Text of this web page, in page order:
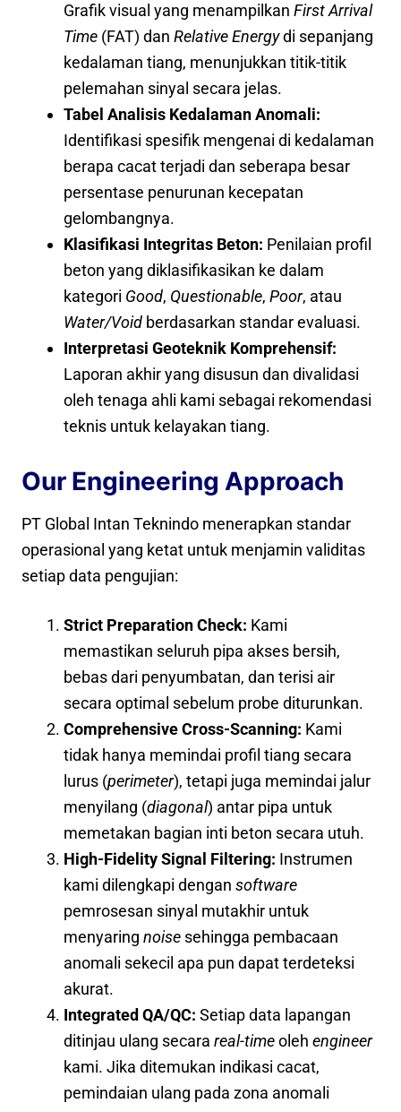
Grafik visual yang menampilkanFirst Arrival
Time (FAT) danRelative Energydi sepanjang
kedalaman tiang, menunjukkan titik-titik
pelemahan sinyal secara jelas.
Tabel Analisis Kedalaman Anomali:
Identifikasi spesifik mengenai di kedalaman
berapa cacat terjadi dan seberapa besar
persentase penurunan kecepatan
gelombangnya.
Klasifikasi Integritas Beton: Penilaian profil
beton yang diklasifikasikan ke dalam
kategori Good, Questionable,Poor, atau
Water/Void berdasarkan standar evaluasi.
Interpretasi Geoteknik Komprehensif:
Laporan akhir yang disusun dan divalidasi
oleh tenaga ahli kami sebagai rekomendasi
teknis untuk kelayakan tiang.
Our Engineering Approach
PT Global Intan Teknindo menerapkan standar
operasional yang ketat untuk menjamin validitas
setiap data pengujian:
Strict Preparation Check: Kami
memastikan seluruh pipa akses bersih,
bebas dari penyumbatan, dan terisi air
secara optimal sebelum probe diturunkan.
Comprehensive Cross-Scanning: Kami
tidak hanya memindai profil tiang secara
lurus (perimeter), tetapi juga memindai jalur
menyilang (diagonal) antar pipa untuk
memetakan bagian inti beton secara utuh.
High-Fidelity Signal Filtering: Instrumen
kami dilengkapi dengansoftware
pemrosesan sinyal mutakhir untuk
menyaringnoise sehingga pembacaan
anomali sekecil apa pun dapat terdeteksi
akurat.
Integrated QA/QC: Setiap data lapangan
ditinjau ulang secarareal-timeolehengineer
kami. Jika ditemukan indikasi cacat,
pemindaian ulang pada zona anomali